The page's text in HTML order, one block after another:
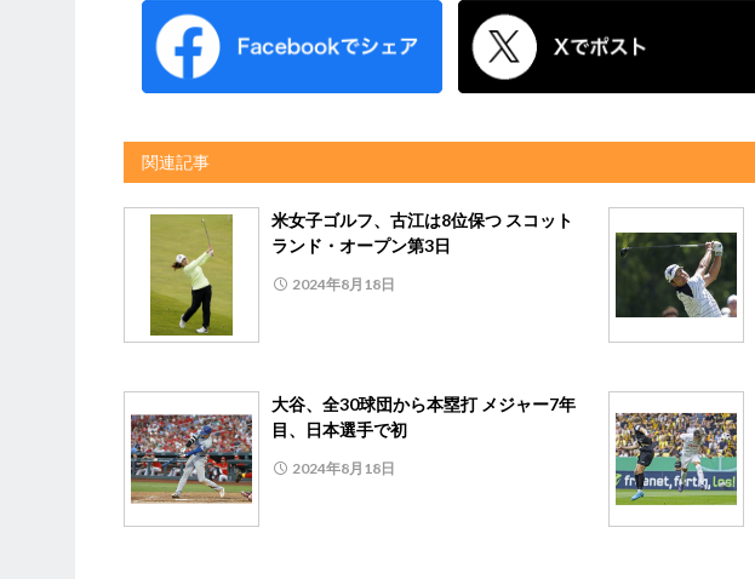
関連記事
米女子ゴルフ、古江は8位保つ スコット
ランド・オープン第3日
2024年8月18日
大谷、全30球団から本塁打 メジャー7年
目、日本選手で初
2024年8月18日